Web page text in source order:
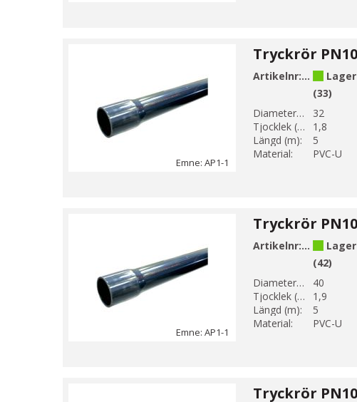
Emne: AP1-1
Artikelnr:AP1-32-1
Lager
(33)
Diameter 1 (mm):
32
Tjocklek (mm):
1,8
Längd (m):
5
Material:
PVC-U
Emne: AP1-1
Artikelnr:AP1-40-1
Lager
(42)
Diameter 1 (mm):
40
Tjocklek (mm):
1,9
Längd (m):
5
Material:
PVC-U